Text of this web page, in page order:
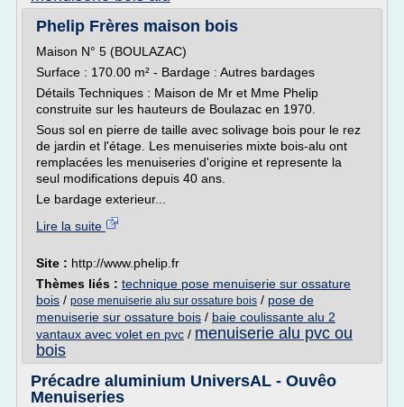
Phelip Frères maison bois
Maison N° 5 (BOULAZAC)
Surface : 170.00 m² - Bardage : Autres bardages
Détails Techniques : Maison de Mr et Mme Phelip
construite sur les hauteurs de Boulazac en 1970.
Sous sol en pierre de taille avec solivage bois pour le rez
de jardin et l'étage. Les menuiseries mixte bois-alu ont
remplacées les menuiseries d'origine et represente la
seul modifications depuis 40 ans.
Le bardage exterieur...
Lire la suite
Site : http://www.phelip.fr
Thèmes liés : technique pose menuiserie sur ossature
bois / pose menuiserie alu sur ossature bois / pose de
menuiserie sur ossature bois / baie coulissante alu 2
vantaux avec volet en pvc / menuiserie alu pvc ou
bois
Précadre aluminium UniversAL - Ouvêo
Menuiseries